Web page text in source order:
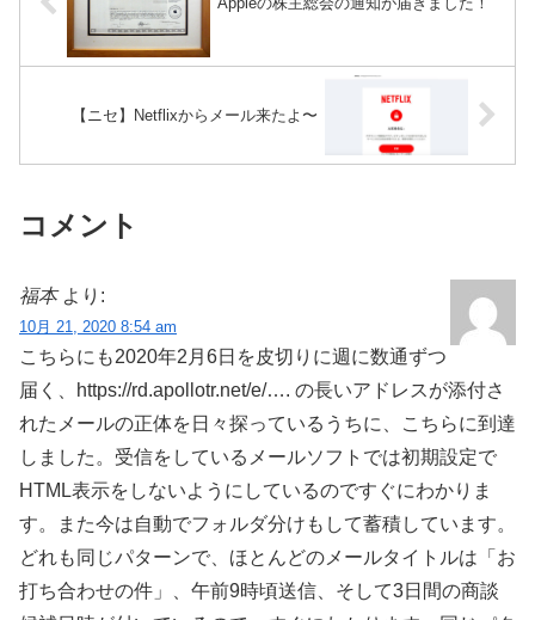
【ニセ】Netflixからメール来たよ〜
コメント
福本 より:
10月 21, 2020 8:54 am
こちらにも2020年2月6日を皮切りに週に数通ずつ
届く、https://rd.apollotr.net/e/…. の長いアドレスが添付さ
れたメールの正体を日々探っているうちに、こちらに到達
しました。受信をしているメールソフトでは初期設定で
HTML表示をしないようにしているのですぐにわかりま
す。また今は自動でフォルダ分けもして蓄積しています。
どれも同じパターンで、ほとんどのメールタイトルは「お
打ち合わせの件」、午前9時頃送信、そして3日間の商談